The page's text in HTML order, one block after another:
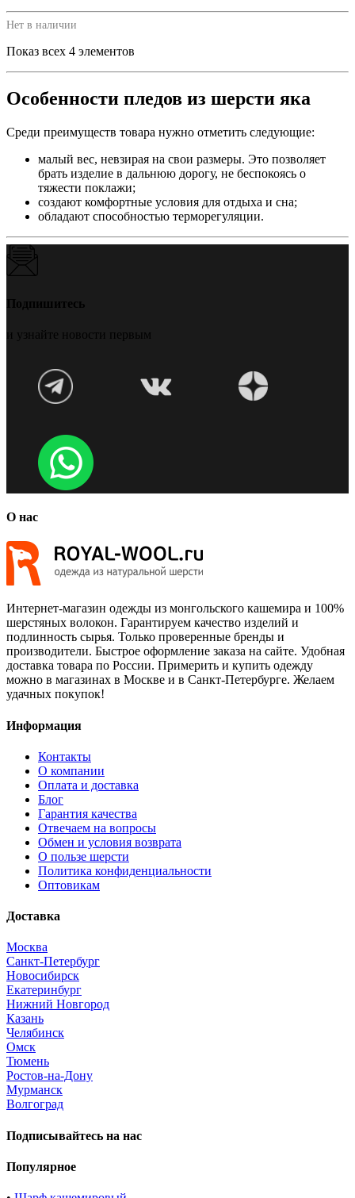
Нет в наличии
Показ всех 4 элементов
Особенности пледов из шерсти яка
Среди преимуществ товара нужно отметить следующие:
малый вес, невзирая на свои размеры. Это позволяет
брать изделие в дальнюю дорогу, не беспокоясь о
тяжести поклажи;
создают комфортные условия для отдыха и сна;
обладают способностью терморегуляции.
Подпишитесь
и узнайте новости первым
О нас
Интернет-магазин одежды из монгольского кашемира и 100%
шерстяных волокон. Гарантируем качество изделий и
подлинность сырья. Только проверенные бренды и
производители. Быстрое оформление заказа на сайте. Удобная
доставка товара по России. Примерить и купить одежду
можно в магазинах в Москве и в Санкт-Петербурге. Желаем
удачных покупок!
Информация
Контакты
О компании
Оплата и доставка
Блог
Гарантия качества
Отвечаем на вопросы
Обмен и условия возврата
О пользе шерсти
Политика конфиденциальности
Оптовикам
Доставка
Москва
Санкт-Петербург
Новосибирск
Екатеринбург
Нижний Новгород
Казань
Челябинск
Омск
Тюмень
Ростов-на-Дону
Мурманск
Волгоград
Подписывайтесь на нас
Популярное